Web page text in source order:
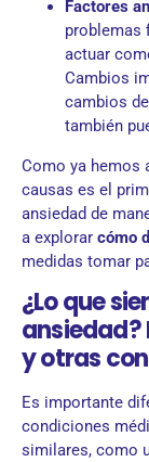
Factores
problemas
actuar
Cambios
cambios
también
Como ya hemos
causas es el
ansiedad de
a explorar cómo
medidas tomar
¿Lo que
ansiedad?
y otras
Es importante
condiciones
similares, como